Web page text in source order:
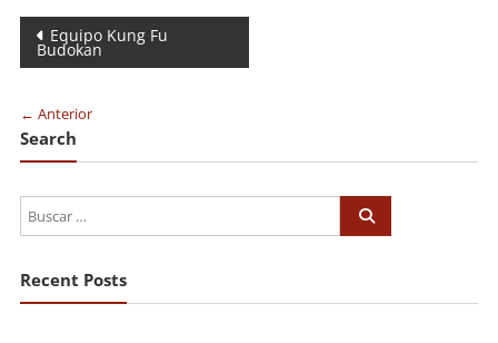
Navegación
de
entradas
Equipo Kung Fu
Budokan
← Anterior
Search
Recent Posts